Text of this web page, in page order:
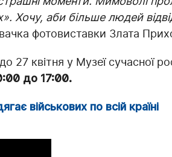
Хочу, аби більше людей
фотовиставки Злата
27 квітня у Музеї сучасної
до 17:00.
військових по всій країні